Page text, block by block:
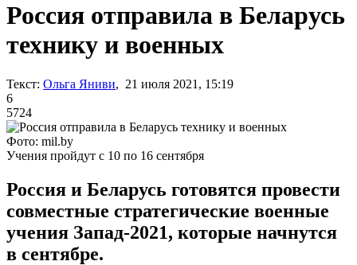
Россия отправила в Беларусь
технику и военных
Текст: Ольга Яниви, 21 июля 2021, 15:19
6
5724
Фото: mil.by
Учения пройдут с 10 по 16 сентября
Россия и Беларусь готовятся провести
совместные стратегические военные
учения Запад-2021, которые начнутся
в сентябре.